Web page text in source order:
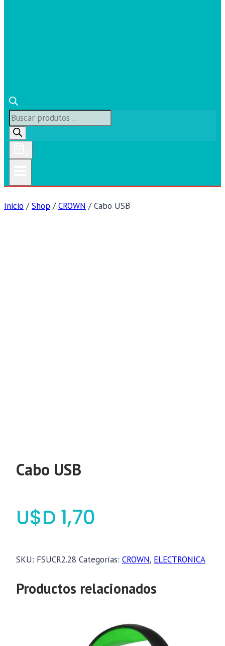
Búsqueda
de
productos
Inicio / Shop / CROWN / Cabo USB
Cabo USB
$ 1,70
SKU: FSUCR2.28 Categorías: CROWN, ELECTRONICA
Productos relacionados